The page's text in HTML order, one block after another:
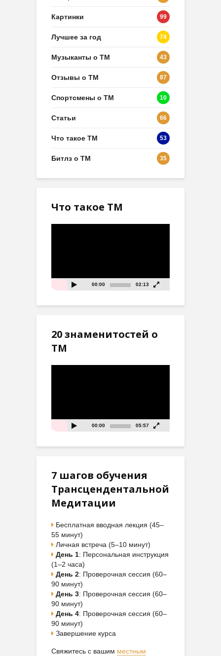
Картинки 99
Лучшее за год 74
Музыканты о ТМ 43
Отзывы о ТМ 87
Спортсмены о ТМ 10
Статьи 66
Что такое ТМ 53
Битлз о ТМ 35
Что такое ТМ
00:00 02:13
20 знаменитостей о
ТМ
00:00 05:57
7 шагов обучения
Трансцендентальной
Медитации
Бесплатная вводная лекция (45–
55 минут)
Личная встреча (5–10 минут)
День 1: Персональная инструкция
(1–2 часа)
День 2: Проверочная сессия (60–
90 минут)
День 3: Проверочная сессия (60–
90 минут)
День 4: Проверочная сессия (60–
90 минут)
Завершение курса
Свяжитесь с вашим местным